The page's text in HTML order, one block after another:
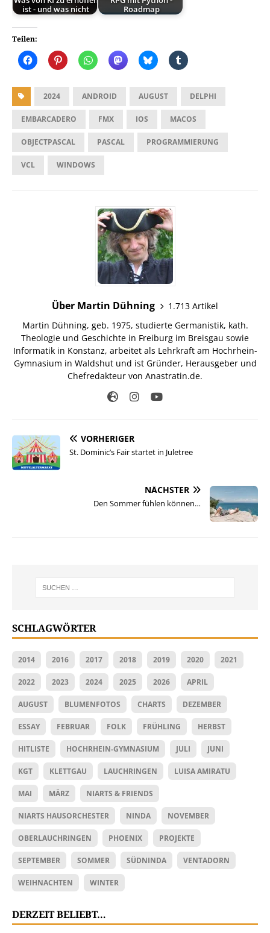
ist - und was nicht
Roadmap
Teilen:
2024 ANDROID AUGUST DELPHI
EMBARCADERO FMX IOS MACOS
OBJECTPASCAL PASCAL PROGRAMMIERUNG
VCL WINDOWS
Über Martin Dühning
1.713 Artikel
Martin Dühning, geb. 1975, studierte Germanistik, kath.
Theologie und Geschichte in Freiburg im Breisgau sowie
Informatik in Konstanz, arbeitet als Lehrkraft am Hochrhein-
Gymnasium in Waldshut und ist Gründer, Herausgeber und
Chefredakteur von Anastratin.de.
VORHERIGER
St. Dominic’s Fair startet in Juletree
NÄCHSTER
Den Sommer fühlen können…
SCHLAGWÖRTER
2014 2016 2017 2018 2019 2020 2021
2022 2023 2024 2025 2026 APRIL
AUGUST BLUMENFOTOS CHARTS DEZEMBER
ESSAY FEBRUAR FOLK FRÜHLING HERBST
HITLISTE HOCHRHEIN-GYMNASIUM JULI JUNI
KGT KLETTGAU LAUCHRINGEN LUISA AMIRATU
MAI MÄRZ NIARTS & FRIENDS
NIARTS HAUSORCHESTER NINDA NOVEMBER
OBERLAUCHRINGEN PHOENIX PROJEKTE
SEPTEMBER SOMMER SÜDNINDA VENTADORN
WEIHNACHTEN WINTER
DERZEIT BELIEBT…